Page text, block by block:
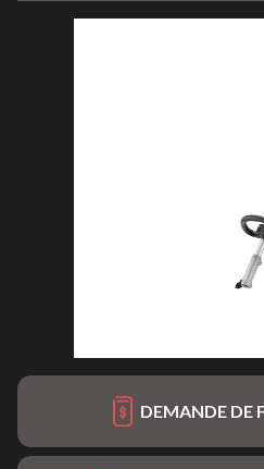
DEMANDE DE